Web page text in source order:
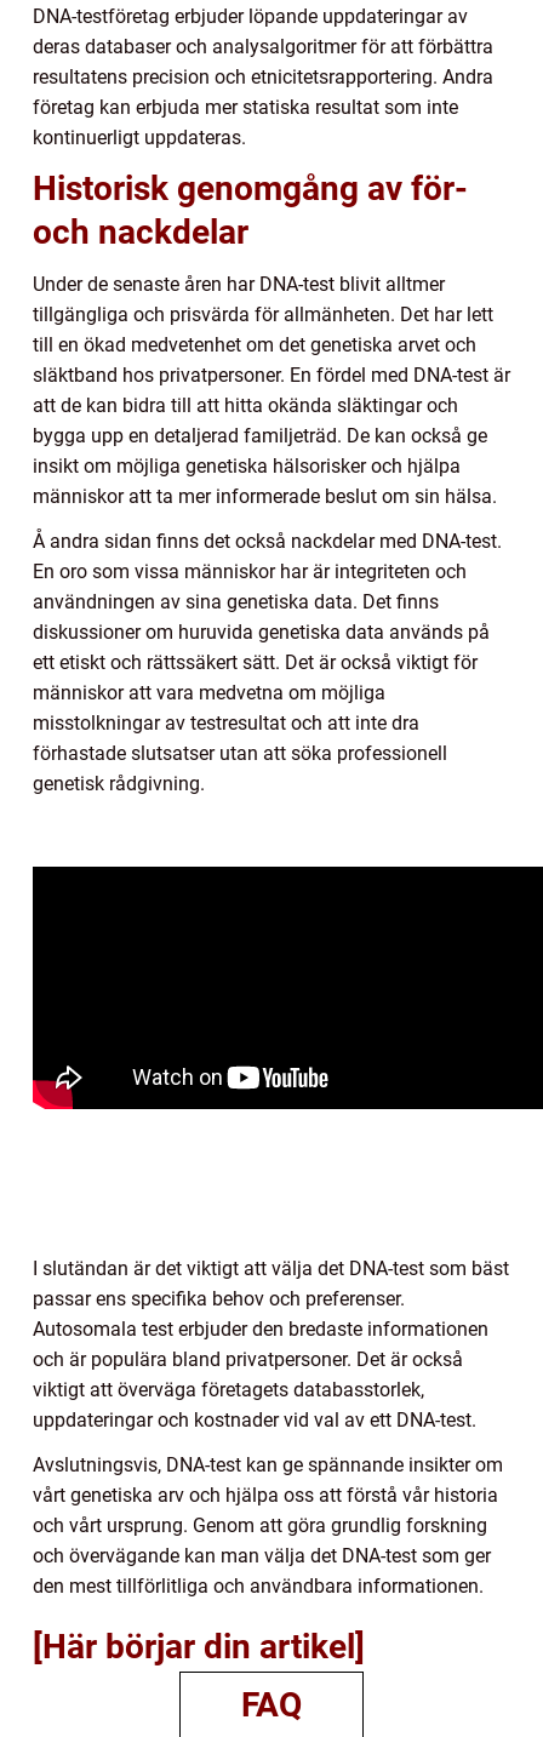
DNA-testföretag erbjuder löpande uppdateringar av
deras databaser och analysalgoritmer för att förbättra
resultatens precision och etnicitetsrapportering. Andra
företag kan erbjuda mer statiska resultat som inte
kontinuerligt uppdateras.
Historisk genomgång av för-
och nackdelar
Under de senaste åren har DNA-test blivit alltmer
tillgängliga och prisvärda för allmänheten. Det har lett
till en ökad medvetenhet om det genetiska arvet och
släktband hos privatpersoner. En fördel med DNA-test är
att de kan bidra till att hitta okända släktingar och
bygga upp en detaljerad familjeträd. De kan också ge
insikt om möjliga genetiska hälsorisker och hjälpa
människor att ta mer informerade beslut om sin hälsa.
Å andra sidan finns det också nackdelar med DNA-test.
En oro som vissa människor har är integriteten och
användningen av sina genetiska data. Det finns
diskussioner om huruvida genetiska data används på
ett etiskt och rättssäkert sätt. Det är också viktigt för
människor att vara medvetna om möjliga
misstolkningar av testresultat och att inte dra
förhastade slutsatser utan att söka professionell
genetisk rådgivning.
I slutändan är det viktigt att välja det DNA-test som bäst
passar ens specifika behov och preferenser.
Autosomala test erbjuder den bredaste informationen
och är populära bland privatpersoner. Det är också
viktigt att överväga företagets databasstorlek,
uppdateringar och kostnader vid val av ett DNA-test.
Avslutningsvis, DNA-test kan ge spännande insikter om
vårt genetiska arv och hjälpa oss att förstå vår historia
och vårt ursprung. Genom att göra grundlig forskning
och övervägande kan man välja det DNA-test som ger
den mest tillförlitliga och användbara informationen.
[Här börjar din artikel]
FAQ